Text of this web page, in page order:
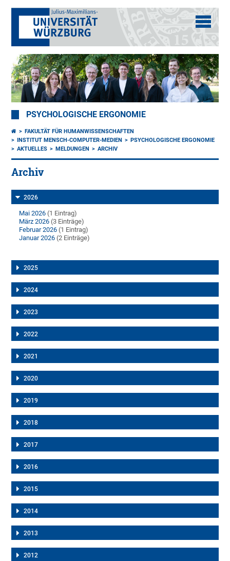
PSYCHOLOGISCHE ERGONOMIE
FAKULTÄT FÜR HUMANWISSENSCHAFTEN
INSTITUT MENSCH-COMPUTER-MEDIEN
PSYCHOLOGISCHE ERGONOMIE
AKTUELLES
MELDUNGEN ARCHIV
Archiv
2026
Mai 2026 (1 Eintrag)
März 2026 (3 Einträge)
Februar 2026 (1 Eintrag)
Januar 2026 (2 Einträge)
2025
2024
2023
2022
2021
2020
2019
2018
2017
2016
2015
2014
2013
2012